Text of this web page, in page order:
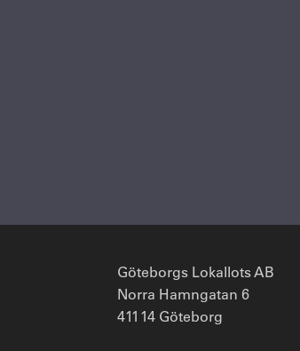
Göteborgs Lokallots AB
Norra Hamngatan 6
411 14 Göteborg